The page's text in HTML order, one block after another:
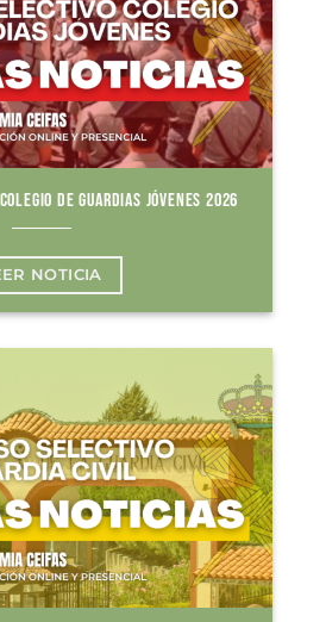
DE GUARDIAS JÓVENES 2026
NOTICIA